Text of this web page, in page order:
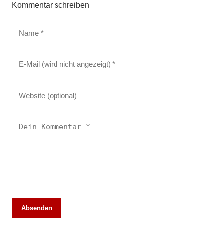
Kommentar schreiben
Absenden
SV Remshalden feiert überzeugenden 5:1-